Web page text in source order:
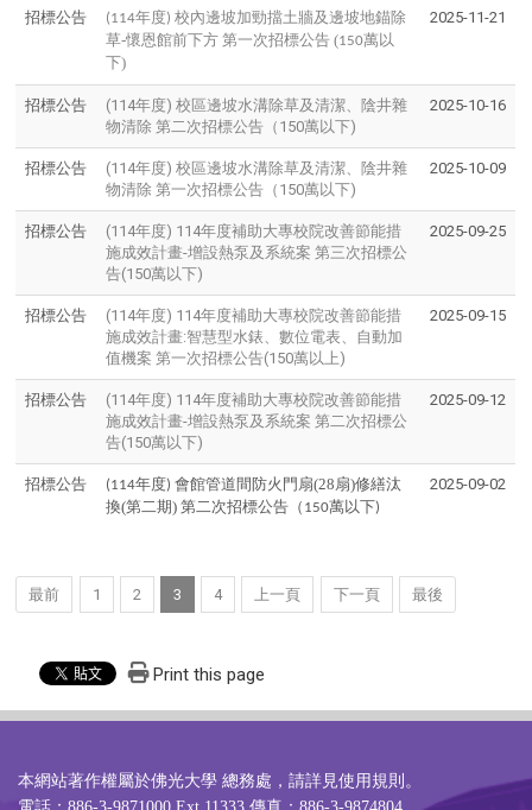
招標公告 (114年度)校內邊坡加勁擋土牆及邊坡地錨除
草-懷恩館前下方 第一次招標公告 (150萬以
下)
2025-11-21
招標公告
(114年度) 校區邊坡水溝除草及清潔、陰井雜
物清除 第二次招標公告（150萬以下)
2025-10-16
招標公告
(114年度) 校區邊坡水溝除草及清潔、陰井雜
物清除 第一次招標公告（150萬以下)
2025-10-09
招標公告
(114年度) 114年度補助大專校院改善節能措
施成效計畫-增設熱泵及系統案 第三次招標公
告(150萬以下)
2025-09-25
招標公告
(114年度) 114年度補助大專校院改善節能措
施成效計畫:智慧型水錶、數位電表、自動加
值機案 第一次招標公告(150萬以上)
2025-09-15
招標公告
(114年度) 114年度補助大專校院改善節能措
施成效計畫-增設熱泵及系統案 第二次招標公
告(150萬以下)
2025-09-12
招標公告 (114年度)會館管道間防火門扇(28扇)修繕汰
換(第二期) 第二次招標公告（ 150萬以下)
2025-09-02
最前 1 2 3 4 上一頁 下一頁 最後
Print this page
本網站著作權屬於佛光大學 總務處，請詳見 使用規則 。